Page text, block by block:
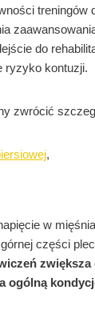
treningów
do
ryzyko kontuzji.
zwrócić
,
w
części
ogólną